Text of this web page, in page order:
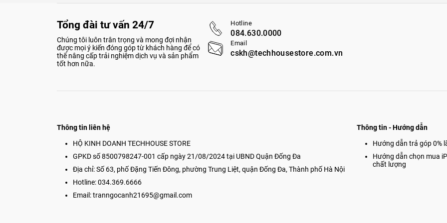
Hỗ trợ cổng kết nối Thunderbolt siêu mạnh mẽ
Để có được quy trình làm việc sáng tạo mạnh mẽ, iPad Pro 12.9 inch 2021 hỗ trợ cổng kết nối Thunderbolt linh
hoạt và nhanh nhất từng có trên iPad, hoạt động với các đầu nối USB-C hiện có. Băng thông dành cho kết nối có
dây nhiều hơn gấp 4 lần so với những thế hệ tiền nhiệm, lên đến 40Gbps. Điều này cho phép thiết bị truyền tải dữ
liệu với tốc độ cao hơn, xuất hình ảnh ra màn hình với độ phân giải lên đến 6K.
Tổng đài tư vấn 24/7
Chúng tôi luôn trân trọng và mong đợi nhận
được mọi ý kiến đóng góp từ khách hàng để có
thể nâng cấp trải nghiệm dịch vụ và sản phẩm
tốt hơn nữa.
Hotline
084.630.0000
Email
cskh@techhousestore.com.vn
Thông tin liên hệ
HỘ KINH DOANH TECHHOUSE STORE
GPKD số 8500798247-001 cấp ngày 21/08/2024 tại UBND Quận Đống Đa
Địa chỉ: Số 63, phố Đặng Tiến Đông, phường Trung Liệt, quận Đống Đa, Thành phố Hà Nội
Hotline: 034.369.6666
Email:tranngocanh21695@gmail.com
Thông tin - Hướng dẫn
Hướng dẫn trả góp 0%
Hướng dẫn chọn mua
chất lượng